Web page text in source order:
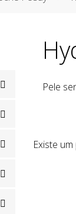





Pele
Existe